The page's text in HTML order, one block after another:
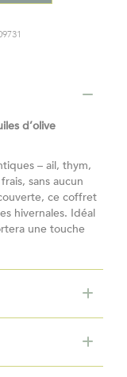
d’olive
– ail, thym,
sans aucun
ce coffret
hivernales. Idéal
une touche